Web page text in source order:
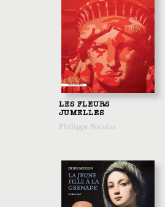
LES FLEURS
JUMELLES
Philippe Nicolas